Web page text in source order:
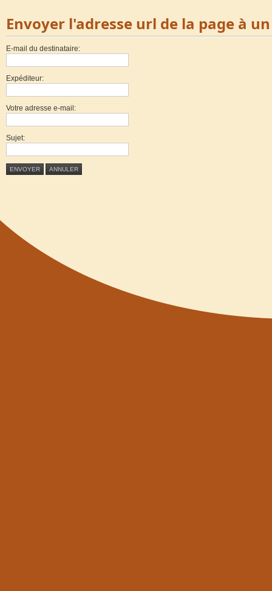
Envoyer l'adresse url de la page à
E-mail du destinataire:
Expéditeur:
Votre adresse e-mail:
Sujet:
ENVOYER ANNULER